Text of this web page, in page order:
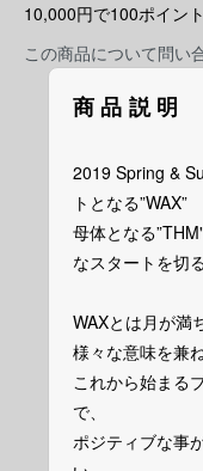
10,000円で100ポイン
この商品について問い
商品説明
2019 Spring &
トとなる”WAX”
母体となる
なスタートを切る
WAXとは月が満
様々な意味を兼ね
これから始まる
で、
ポジティブな事